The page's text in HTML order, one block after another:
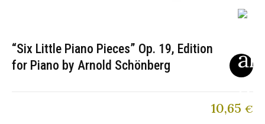
“Six Little Piano Pieces” Op. 19, Edition
for Piano by Arnold Schönberg
10,65 €